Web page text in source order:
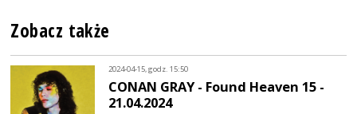
Zobacz także
2024-04-15, godz. 15:50
CONAN GRAY - Found Heaven 15 -
21.04.2024